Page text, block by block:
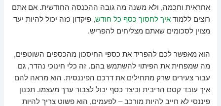
אחראית וחכמה, ולא משנה מה גובה ההכנסה החודשית. אם אתם
רוצים ללמודאיך לחסוך כסף כל חודש, פיקדון כזה יכול להיות יעד
מצוין לסכומים שאתם מצליחים להפריש.
הוא מאפשר לכם להפריד את כספי החיסכון מהכספים השוטפים,
מה שמפחית את הפיתוי להשתמש בהם. זה כלי חינוכי נהדר, גם
עבור צעירים שרק מתחילים את דרכם הפיננסית. הוא מראה להם
איך עובד קסם הריבית וכיצד כסף יכול לצבור ערך מעצמו. תכנון
פיננסי לא חייב להיות מורכב – לפעמים, הוא פשוט צריך להיות